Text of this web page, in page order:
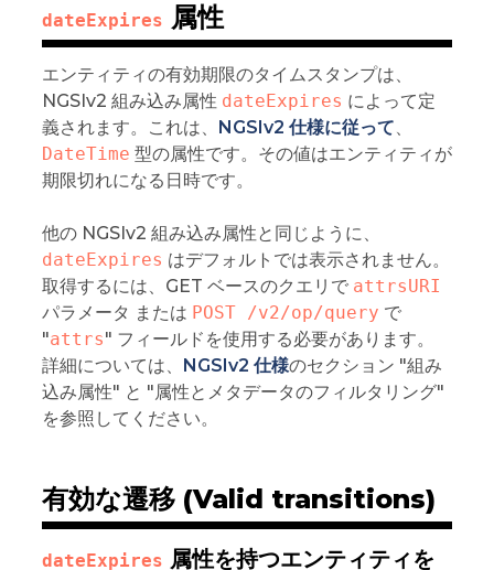
dateExpires 属性
エンティティの有効期限のタイムスタンプは、
NGSIv2 組み込み属性 dateExpires によって定
義されます。これは、 NGSIv2 仕様に従って、
DateTime 型の属性です。その値はエンティティが
期限切れになる日時です。
他の NGSIv2 組み込み属性と同じように、
dateExpires はデフォルトでは表示されません。
取得するには、GET ベースのクエリで attrsURI
パラメータ または POST /v2/op/query で
"attrs" フィールドを使用する必要があります。
詳細については、 NGSIv2 仕様のセクション "組み
込み属性" と "属性とメタデータのフィルタリング"
を参照してください。
有効な遷移 (Valid transitions)
dateExpires 属性を持つエンティティを